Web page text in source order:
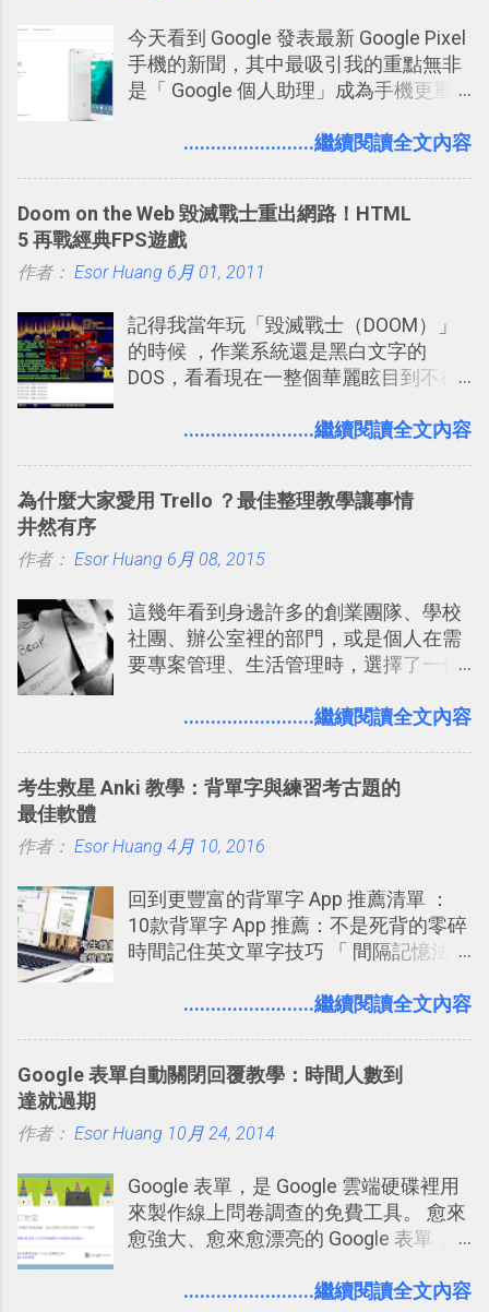
不管是採用什麼樣的方式利用Twitter，
沒有人會有意見，這是我覺得Twitter很
自由也很有趣的一個地方，我可以無拘
利用Twitter來嘗試各種可能。例如 目前
些軟體更新、網站服務的資訊，未來也
很想試試看是否能加入短評，或者對於
電腦玩物介紹過的資訊作補充，讓我的
的 碎碎念版電腦玩物 。不過你不需要像
我這麼認真，因為 我也很喜歡在Twitter
上面看到各種突如其來的生活雜感、毫
好像把大家的生活用一種很自然無隔
Twitter的服務目前並不少見，台灣
Twitter型服務，而最近一向簡約的
天推出的「 Twitter Blocks 」更是一個
值得一玩的3D視覺化功能，下面就來分
享一下我玩這個新功能的一些感想。
Twitter Blocks：
蒐小誌： http://twitter.com/esorhjy
Twitter除了自顧自的碎碎念外，你可以
者，只要進入該使用者的個人頁面，然
跟隨者、被跟隨者的概念是Twitter另一
個非常好玩的地方 ，所以 這次的
Twitter Blocks很強調這個人際網路的概
3D視圖有什麼用途的話，就是 它可以讓
你非常方便、好玩、即興的擴展你的
Twit...
今天看到 Google 發表最新 Google Pixel
手機的新聞，其中最吸引我的重點無非
是「 Google 個人助理」成為手機更重
「這是他使用過最聰明的一台智慧型手
問、可以找出特殊的照片、可以規劃我
們的行程，也能幫我們安排時間。 其實
如果單從後面幾個「功能面」來看， 這
內建在我們的 Google 系統中，甚至大
多在 Android 與 iPhone 手機上都能使
用。
........................繼續閱讀全文內容
Doom on the Web 毀滅戰士重出網路！HTML
5 再戰經典FPS遊戲
作者： Esor Huang 6月 01, 2011
記得我當年玩「毀滅戰士（DOOM）」
的時候 ，作業系統還是黑白文字的
DOS，看看現在一整個華麗眩目到不行
過的第一款 FPS遊戲 （應該也是世界上
來看DOOM的畫面簡直慘不忍睹，但如
想必還是會有一番美好的回味。 還好我
Mozilla Demo Studio 」網站提供了讓技
術人員交流HTML、CSS、Javascript新
玩意的園地，而其中一個最新的作品，
一代的網頁版！ 這款「 DOOM on the
內，玩家可以免費上網通關！不過目前
Firefox 4 和Safari ，而 Google Chrome
........................繼續閱讀全文內容
為什麼大家愛用 Trello ？最佳整理教學讓事情
井然有序
作者： Esor Huang 6月 08, 2015
這幾年看到身邊許多的創業團隊、學校
社團、辦公室裡的部門，或是個人在需
要專案管理、生活管理時，選擇了一個
一個什麼樣的管理工具，讓這麼多人都
念」的管理教學文章： 把 Evernote 當
Google Drive 變身 Trello ！幫雲端硬碟
著 Trello ，卻還沒有在電腦玩物上寫過
一篇完整的介紹！雖然錯過了幾年前第
一時間推薦 Trello 的時機，但在這段時
澱自己的使用方法，歸納出「 為什麼值
學。 2015/6/13 新增： 免費專案管理軟
2016 年新增 ： 如何將 Trello 切換到繁
2016/7/7 新增 ： 如何活用 Trello 記
帳？我的理財計畫心得與看板範本
2016/7/13 新增： 如何將網頁資料快速
2016/8 新增： Trello 開放「強化功能」
........................繼續閱讀全文內容
考生救星 Anki 教學：背單字與練習考古題的
最佳軟體
作者： Esor Huang 4月 10, 2016
回到更豐富的背單字 App 推薦清單 ：
10款背單字 App 推薦：不是死背的零碎
時間記住英文單字技巧 「 間隔記憶法
短期記憶變成長期記憶。 舉例來說我今
強；然後下次快要忘記可能變成相隔一
化，讓記憶延長到可能半個月；那時候
來一個月的記憶長度！就這樣反覆慢慢
拉長時間練習，就能讓一個東西成為腦
海中更深刻的記憶。 問題是，當我們一
要準備數百個考試問題時，自己手動進
........................繼續閱讀全文內容
Google 表單自動關閉回覆教學：時間人數到
達就過期
作者： Esor Huang 10月 24, 2014
Google 表單，是 Google 雲端硬碟裡用
來製作線上問卷調查的免費工具。 愈來
愈強大、愈來愈漂亮的 Google 表單，
足特殊調查需求的精美問卷，如果你還
........................繼續閱讀全文內容